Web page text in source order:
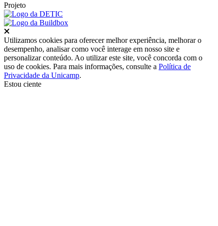
Projeto
Utilizamos cookies para oferecer melhor experiência, melhorar o
desempenho, analisar como você interage em nosso site e
personalizar conteúdo. Ao utilizar este site, você concorda com o
uso de cookies. Para mais informações, consulte a Política de
Privacidade da Unicamp.
Estou ciente